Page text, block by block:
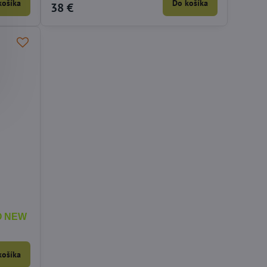
38 € Do košíka
NEW